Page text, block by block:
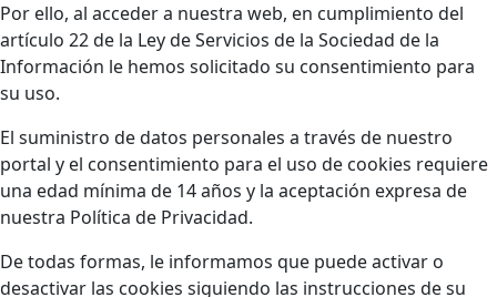
Por ello, al acceder a nuestra web, en cumplimiento del
artículo 22 de la Ley de Servicios de la Sociedad de la
Información le hemos solicitado su consentimiento para
su uso.
El suministro de datos personales a través de nuestro
portal y el consentimiento para el uso de cookies requiere
una edad mínima de 14 años y la aceptación expresa de
nuestra Política de Privacidad.
De todas formas, le informamos que puede activar o
desactivar las cookies siguiendo las instrucciones de su